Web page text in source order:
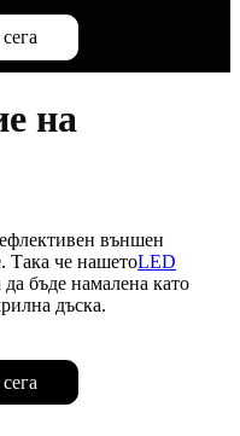
на
външен
Така че нашетоLED
бъде намалена като
дъска.